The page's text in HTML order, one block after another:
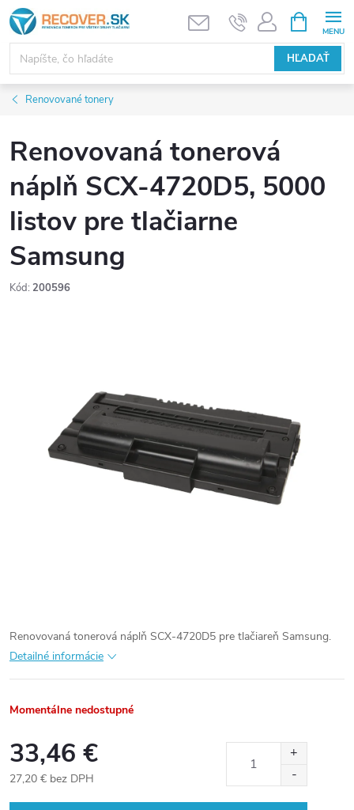
Prejsť
na
obsah
HĽADAŤ
KOŠÍK
Renovované tonery
Renovovaná tonerová
náplň SCX-4720D5, 5000
listov pre tlačiarne
Samsung
Kód: 200596
Renovovaná tonerová náplň SCX-4720D5 pre tlačiareň Samsung.
Detailné informácie
Momentálne nedostupné
33,46 €
27,20 € bez DPH